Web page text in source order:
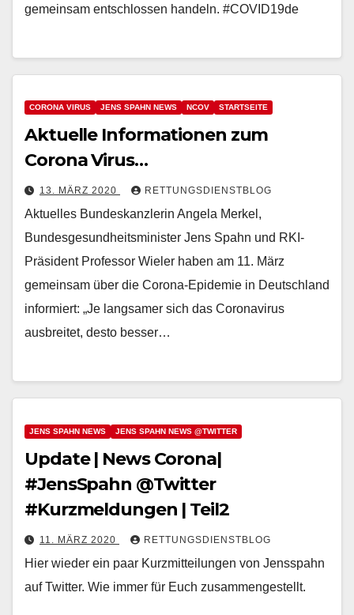
gemeinsam entschlossen handeln. #COVID19de
CORONA VIRUS JENS SPAHN NEWS NCOV STARTSEITE
Aktuelle Informationen zum
Corona Virus…
13. MÄRZ 2020 RETTUNGSDIENSTBLOG
Aktuelles Bundeskanzlerin Angela Merkel,
Bundesgesundheitsminister Jens Spahn und RKI-
Präsident Professor Wieler haben am 11. März
gemeinsam über die Corona-Epidemie in Deutschland
informiert: „Je langsamer sich das Coronavirus
ausbreitet, desto besser…
JENS SPAHN NEWS JENS SPAHN NEWS @TWITTER
Update | News Corona|
#JensSpahn @Twitter
#Kurzmeldungen | Teil2
11. MÄRZ 2020 RETTUNGSDIENSTBLOG
Hier wieder ein paar Kurzmitteilungen von Jensspahn
auf Twitter. Wie immer für Euch zusammengestellt.